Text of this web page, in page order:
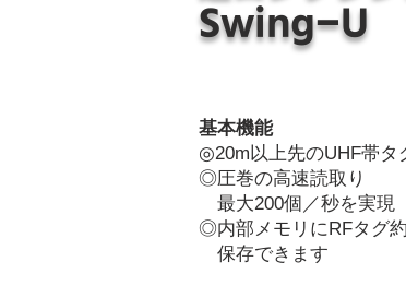
​Swing-U
基本機能
◎20m以上先のUHF帯タ
◎圧巻の高速読取り
最大200個／秒を実現
◎内部メモリにRFタグ
保存できます